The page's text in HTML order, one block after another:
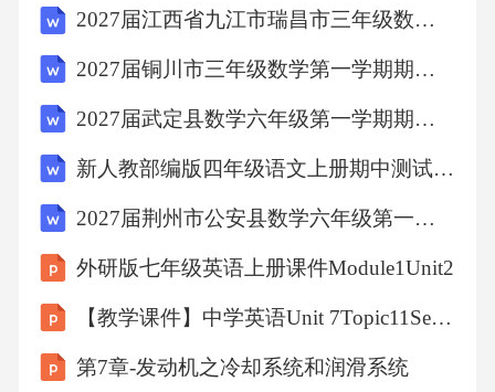
物质的吸收。但是，这种办法对受辐射后身体
其他部位几乎无效。如果大量摄入碘，对人体
是有害而无益，在短期内可能会出现肠部不适
碘片是要在受到辐射后服用。所以，没有受到
放射性碘131污染威胁的人不需要服用碘片。
微量元素贵在“微”、而不是多。所以，不论是在
食物中获取微量元素，还是通过服用微量元素
制剂的方式补充，都应重视微量元素之间全面
2027届江西省九江市瑞昌市三年级数学第一学期期末考试模拟试题含解析
2027届铜川市三年级数学第一学期期末质量跟踪监视模拟试题含解析
2027届武定县数学六年级第一学期期末质量跟踪监视模拟试题含解析
新人教部编版四年级语文上册期中测试卷含答案
2027届荆州市公安县数学六年级第一学期期末联考试题含解析
外研版七年级英语上册课件Module1Unit2
【教学课件】中学英语Unit 7Topic11SectionC
第7章-发动机之冷却系统和润滑系统